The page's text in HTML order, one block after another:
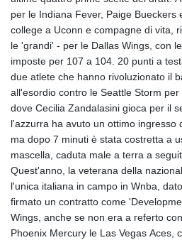
per le Indiana Fever, Paige Bueckers
college a Uconn e compagne di vita,
le 'grandi' - per le Dallas Wings, con
imposte per 107 a 104. 20 punti a
due atlete che hanno rivoluzionato il
all'esordio contro le Seattle Storm per
dove Cecilia Zandalasini gioca per il
l'azzurra ha avuto un ottimo ingresso
ma dopo 7 minuti è stata costretta a
mascella, caduta male a terra a
Quest'anno, la veterana della
l'unica italiana in campo in Wnba,
firmato un contratto come
Wings, anche se non era a referto
Phoenix Mercury le Las Vegas Aces,